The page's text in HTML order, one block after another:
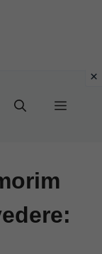
Menu